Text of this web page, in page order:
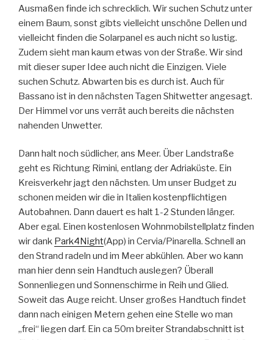
Ausmaßen finde ich schrecklich. Wir suchen Schutz unter
einem Baum, sonst gibts vielleicht unschöne Dellen und
vielleicht finden die Solarpanel es auch nicht so lustig.
Zudem sieht man kaum etwas von der Straße. Wir sind
mit dieser super Idee auch nicht die Einzigen. Viele
suchen Schutz. Abwarten bis es durch ist. Auch für
Bassano ist in den nächsten Tagen Shitwetter angesagt.
Der Himmel vor uns verrät auch bereits die nächsten
nahenden Unwetter.
Dann halt noch südlicher, ans Meer. Über Landstraße
geht es Richtung Rimini, entlang der Adriaküste. Ein
Kreisverkehr jagt den nächsten. Um unser Budget zu
schonen meiden wir die in Italien kostenpflichtigen
Autobahnen. Dann dauert es halt 1-2 Stunden länger.
Aber egal. Einen kostenlosen Wohnmobilstellplatz finden
wir dank Park4Night(App) in Cervia/Pinarella. Schnell an
den Strand radeln und im Meer abkühlen. Aber wo kann
man hier denn sein Handtuch auslegen? Überall
Sonnenliegen und Sonnenschirme in Reih und Glied.
Soweit das Auge reicht. Unser großes Handtuch findet
dann nach einigen Metern gehen eine Stelle wo man
„frei“ liegen darf. Ein ca 50m breiter Strandabschnitt ist